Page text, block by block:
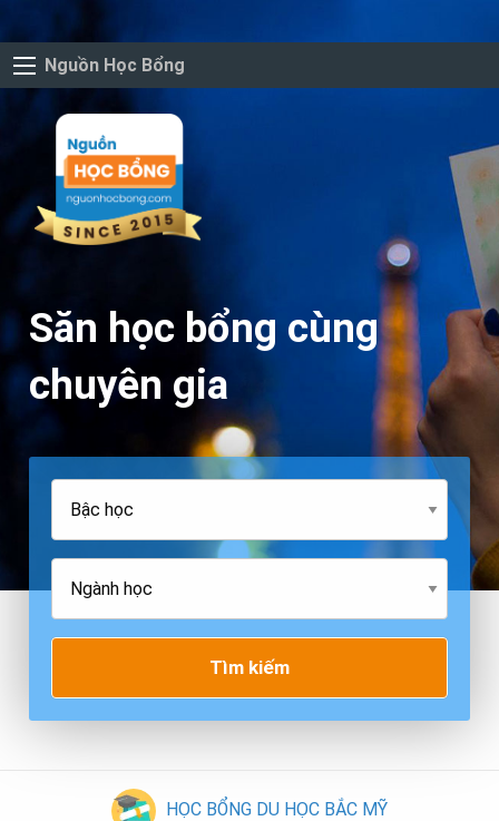
Nguồn Học Bổng
Săn học bổng cùng
chuyên gia
Tìm kiếm
HỌC BỔNG DU HỌC BẮC MỸ